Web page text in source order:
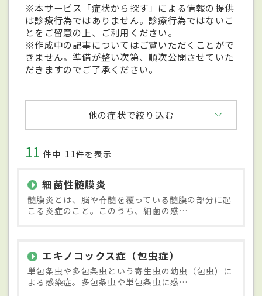
※本サービス「症状から探す」による情報の提供
は診療行為ではありません。診療行為ではないこ
とをご留意の上、ご利用ください。
※作成中の記事についてはご覧いただくことがで
きません。準備が整い次第、順次公開させていた
だきますのでご了承ください。
他の症状で絞り込む
11 件中 11件を表示
細菌性髄膜炎
髄膜炎とは、脳や脊髄を覆っている髄膜の部分に起
こる炎症のこと。このうち、細菌の感…
エキノコックス症（包虫症）
単包条虫や多包条虫という寄生虫の幼虫（包虫）に
よる感染症。多包条虫や単包条虫に感…